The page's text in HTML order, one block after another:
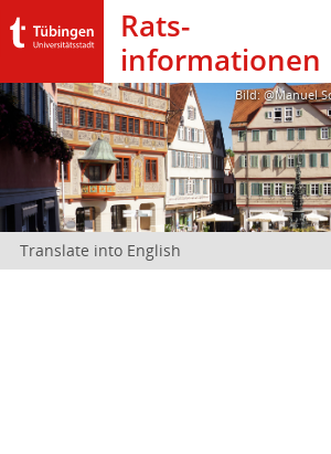
Rats­
informationen
Bild: @Manuel
Translate into English